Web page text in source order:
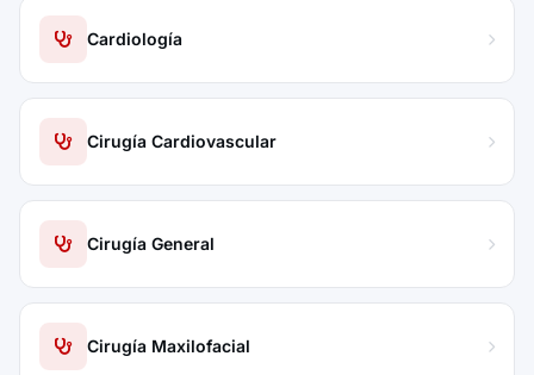
Cardiología
Cirugía Cardiovascular
Cirugía General
Cirugía Maxilofacial